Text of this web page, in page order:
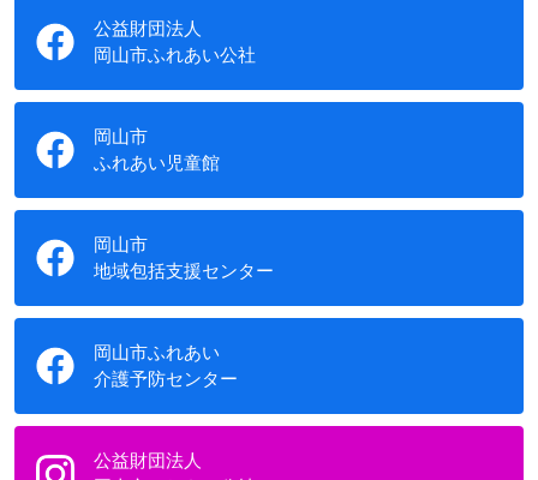
公益財団法人
岡山市ふれあい公社
岡山市
ふれあい児童館
岡山市
地域包括支援センター
岡山市ふれあい
介護予防センター
公益財団法人